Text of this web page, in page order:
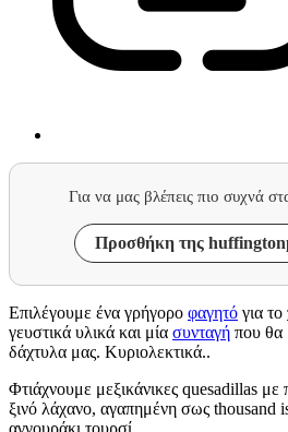
Για να μας βλέπεις πιο συχνά
Προσθήκη της
Επιλέγουμε ένα γρήγορο φαγητό για το
γευστικά υλικά και μία συνταγή που θα
δάχτυλα μας. Κυριολεκτικά..
Φτιάχνουμε μεξικάνικες quesadillas με
ξινό λάχανο, αγαπημένη σως thousand